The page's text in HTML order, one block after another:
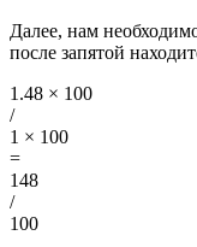
Далее, нам
после запятой
1.48 × 100
/
1 × 100
=
148
/
100